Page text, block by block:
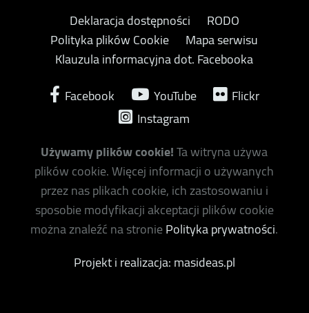
Deklaracja dostępności
RODO
Polityka plików Cookie
Mapa serwisu
Klauzula informacyjna dot. Facebooka
Facebook
YouTube
Flickr
Instagram
Używamy plików cookie!Ta witryna używa
plików cookie. Więcej informacji o używanych
przez nas plikach cookie, ich zastosowaniu i
sposobie modyfikacji akceptacji plików cookie
można znaleźć na stroniePolityka prywatności.
Projekt i realizacja: masideas.pl